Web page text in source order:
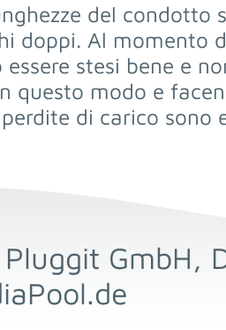
del condotto
doppi. Al momento
essere stesi bene e
questo modo e
di carico sono
GmbH,